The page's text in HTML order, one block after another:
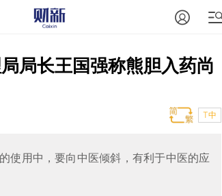
局长王国强称熊胆入药尚
T中
使用中，要向中医倾斜，有利于中医的应